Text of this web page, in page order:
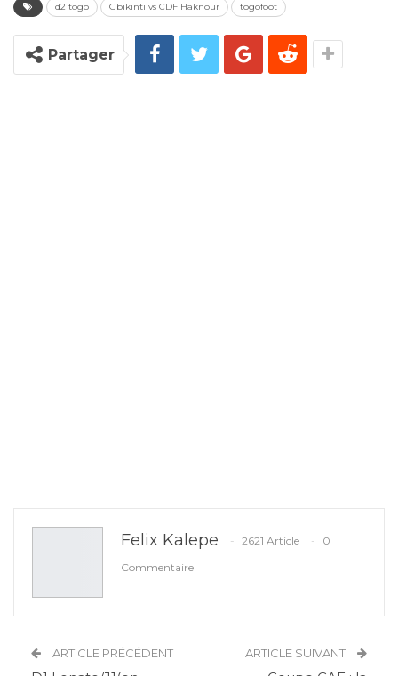
d2 togo Gbikinti vs CDF Haknour togofoot
Partager
Felix Kalepe 2621 Article
0
Commentaire
ARTICLE PRÉCÉDENT ARTICLE SUIVANT